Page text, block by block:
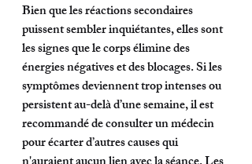
Bien que les réactions secondaires
puissent sembler inquiétantes, elles sont
les signes que le corps élimine des
énergies négatives et des blocages. Si les
symptômes deviennent trop intenses ou
persistent au-delà d’une semaine, il est
recommandé de consulter un médecin
pour écarter d’autres causes qui